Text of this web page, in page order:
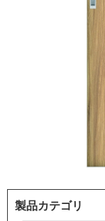
製品カテゴリ